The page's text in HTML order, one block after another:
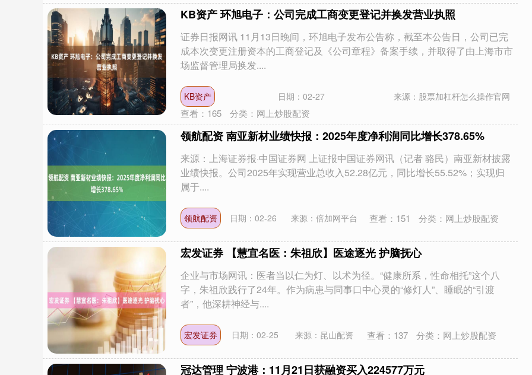
KB资产 环旭电子：公司完成工商变更登记并换发营业执照
证券日报网讯 11月13日晚间，环旭电子发布公告称，截至本公告日，公司已完
成本次变更注册资本的工商登记及《公司章程》备案手续，并取得了由上海市市
场监督管理局换发....
KB资产 日期：02-27 来源：股票加杠杆怎么操作官网
查看： 165 分类： 网上炒股配资
领航配资 南亚新材业绩快报：2025年度净利润同比增长378.65%
来源：上海证券报·中国证券网 上证报中国证券网讯（记者 骆民）南亚新材披露
业绩快报。公司2025年实现营业总收入52.28亿元，同比增长55.52%；实现归
属于....
领航配资 日期：02-26 来源：倍加网平台 查看： 151 分类： 网上炒股配资
宏发证券 【慧宜名医：朱祖欣】医途逐光 护脑抚心
企业与市场网讯：医者当以仁为灯、以术为径。“健康所系，性命相托”这个八
字，朱祖欣践行了24年。作为病患与同事口中心灵的“修灯人”、睡眠的“引渡
者”，他深耕神经与....
宏发证券 日期：02-25 来源：昆山配资 查看： 137 分类： 网上炒股配资
冠达管理 宁波港：11月21日获融资买入224577万元